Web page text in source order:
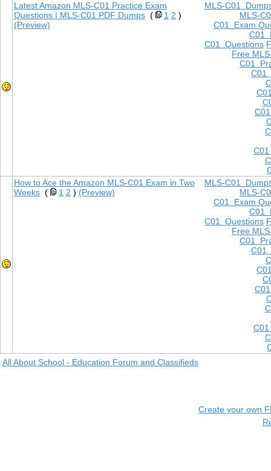
MLS-C01
MLS-
C01 Exam
C01
C01 Questions
Free
C01
C01
Latest Amazon MLS-C01 Practice Exam
Questions | MLS-C01 PDF Dumps ( 1 2 )
(Preview)
MLS-C01
MLS-
C01 Exam
C01
C01 Questions
Free
C01
C01
How to Ace the Amazon MLS-C01 Exam in Two
Weeks ( 1 2 ) (Preview)
All About School - Education Forum and Classifieds
Create your own